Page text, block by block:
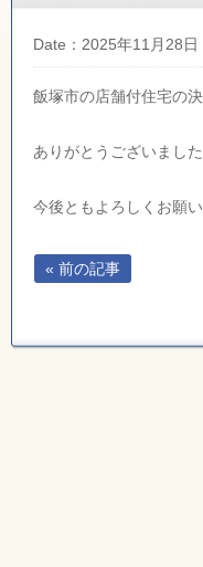
Date：2025年11月28日
飯塚市の店舗付住宅の
ありがとうございました
今後ともよろしくお願
« 前の記事